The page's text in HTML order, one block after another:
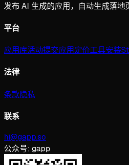
发布 AI 生成的应用，自动生成落地
平台
应用库活动提交应用定价工具安装
法律
条款隐私
联系
hi@gapp.so
公众号: gapp